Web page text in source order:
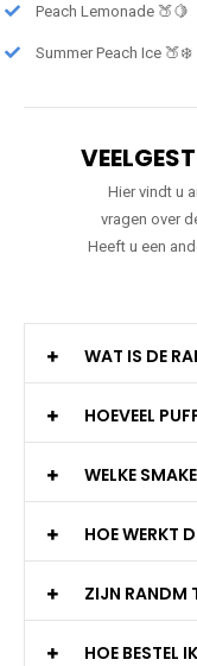
Peach Lemonade 🍑🍋
Summer Peach Ice 🍑❄️
Hier vindt u
vragen over
Heeft u een
WAT IS DE
HOEVEEL
WELKE
HOE WERKT
ZIJN RANDM
HOE BESTEL